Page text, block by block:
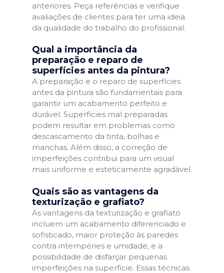
anteriores. Peça referências e verifique
avaliações de clientes para ter uma ideia
da qualidade do trabalho do profissional.
Qual a importância da
preparação e reparo de
superfícies antes da pintura?
A preparação e o reparo de superfícies
antes da pintura são fundamentais para
garantir um acabamento perfeito e
durável. Superfícies mal preparadas
podem resultar em problemas como
descascamento da tinta, bolhas e
manchas. Além disso, a correção de
imperfeições contribui para um visual
mais uniforme e esteticamente agradável.
Quais são as vantagens da
texturização e grafiato?
As vantagens da texturização e grafiato
incluem um acabamento diferenciado e
sofisticado, maior proteção às paredes
contra intempéries e umidade, e a
possibilidade de disfarçar pequenas
imperfeições na superfície. Essas técnicas